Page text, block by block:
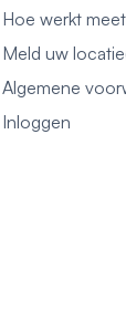
Hoe werkt
Meld uw
Algemene
Inloggen